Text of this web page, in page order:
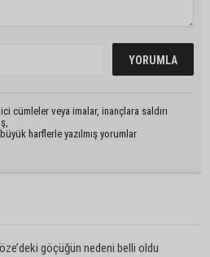
cümleler veya imalar, inançlara saldırı
harflerle yazılmış yorumlar
göçüğün nedeni belli oldu